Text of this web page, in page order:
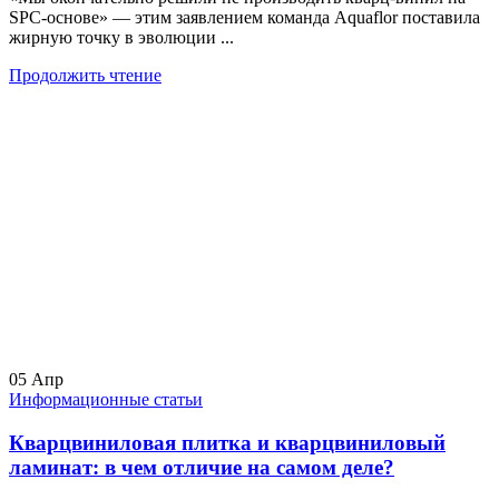
SPC-основе» — этим заявлением команда Aquaflor поставила
жирную точку в эволюции ...
Продолжить чтение
05 Апр
Информационные статьи
Кварцвиниловая плитка и кварцвиниловый
ламинат: в чем отличие на самом деле?